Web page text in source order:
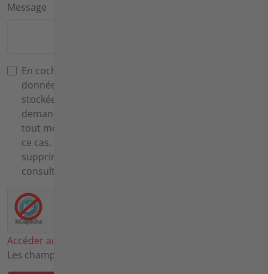
Message
En cochant cette case, vous acceptez que les
données que vous avez fournies soient collectées et
stockées électroniquement afin de répondre à votre
demande. Vous pouvez révoquer ce consentement à
tout moment en nous envoyant un message. Dans
ce cas, vos données seront immédiatement
supprimées. Pour plus d'informations, veuillez
consulter notre
Accéder aux paramètres des cookies
Les champs obligatoires sont marqués d'un *.